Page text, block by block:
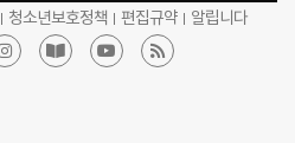
청소년보호정책 편집규약 알립니다